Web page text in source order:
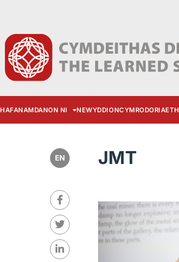
HAFANAMDANON NI NEWYDDIONCYMRODORIAETH
EN JMT